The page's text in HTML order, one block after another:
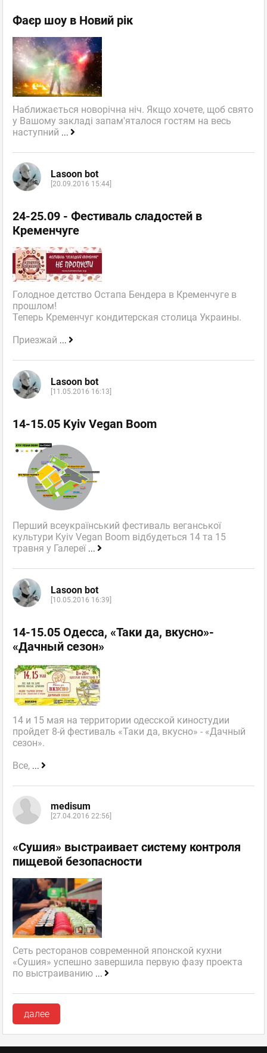
Фаєр шоу в Новий рік
Наближається новорічна ніч. Якщо хочете, щоб свято
у Вашому закладі запам'яталося гостям на весь
наступний ...
Lasoon bot
[20.09.2016 15:44]
24-25.09 - Фестиваль сладостей в
Кременчуге
Голодное детство Остапа Бендера в Кременчуге в
прошлом!
Теперь Кременчуг кондитерская столица Украины.
Приезжай ...
Lasoon bot
[11.05.2016 16:13]
14-15.05 Kyiv Vegan Boom
Перший всеукраїнський фестиваль веганської
культури Kyiv Vegan Boom відбудеться 14 та 15
травня у Галереї ...
Lasoon bot
[10.05.2016 16:39]
14-15.05 Одесса, «Таки да, вкусно»-
«Дачный сезон»
14 и 15 мая на территории одесской киностудии
пройдет 8-й фестиваль «Таки да, вкусно» - «Дачный
сезон».
Все, ...
medisum
[27.04.2016 22:56]
«Сушия» выстраивает систему контроля
пищевой безопасности
Сеть ресторанов современной японской кухни
«Сушия» успешно завершила первую фазу проекта
по выстраиванию ...
далее